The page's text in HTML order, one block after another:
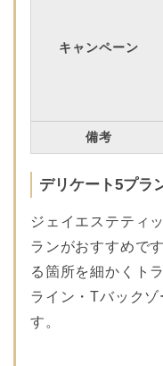
キャンペーン
備考
デリケート5プ
ジェイエステティ
ランがおすすめで
る箇所を細かくト
ライン・Tバック
す。